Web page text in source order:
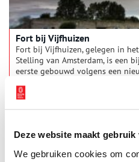
Deze website maakt gebruik
We gebruiken cookies om
Fort bij Vijfhuizen
Fort bij Vijfhuizen, gelegen in
Stelling van Amsterdam, is een
eerste gebouwd volgens een
‘voorbeeldfort’ voor de eerste
1897-1907 aan de west- en